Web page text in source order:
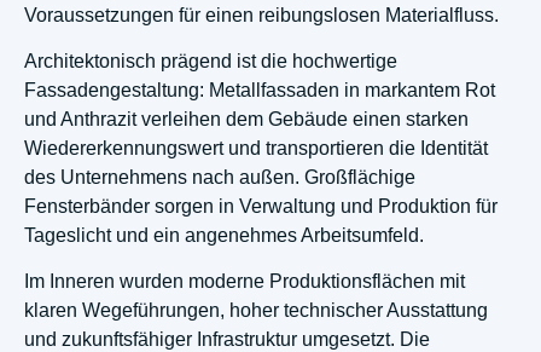
Voraussetzungen für einen reibungslosen Materialfluss.
Architektonisch prägend ist die hochwertige
Fassadengestaltung: Metallfassaden in markantem Rot
und Anthrazit verleihen dem Gebäude einen starken
Wiedererkennungswert und transportieren die Identität
des Unternehmens nach außen. Großflächige
Fensterbänder sorgen in Verwaltung und Produktion für
Tageslicht und ein angenehmes Arbeitsumfeld.
Im Inneren wurden moderne Produktionsflächen mit
klaren Wegeführungen, hoher technischer Ausstattung
und zukunftsfähiger Infrastruktur umgesetzt. Die